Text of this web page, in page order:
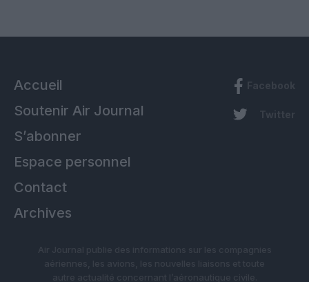
Accueil
Soutenir Air Journal
S’abonner
Espace personnel
Contact
Archives